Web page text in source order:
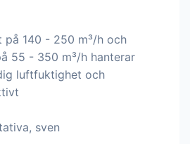
140 - 250 m³/h och
55 - 350 m³/h hanterar
luftfuktighet och
sven